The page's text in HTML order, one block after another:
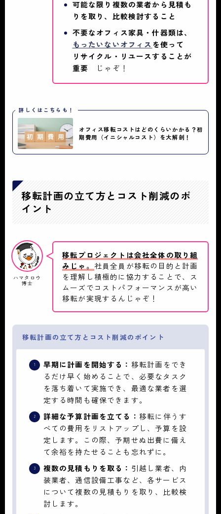
可能な限り複数の業者から見積も
りを取り、比較検討すること
不要なオフィス家具・什器類は、
もったいないオフィス を使って
リサイクル・リユースすることが
重要 じゃぞ！
詳しくはこちらも！
オフィス移転コストはどのくらいかかる？初
期費用（イニシャルコスト）を大解剖！
移転計画の立て方とコスト削減のポ
イント
ハマタロウ
博士
移転プロジェクトは会社全体の取り組
みじゃ。 社員全員が移転の目的と計画
を理解し積極的に協力することで、ス
ムーズでコストパフォーマンスが高い
移転が実現するんじゃぞ！
移転計画の立て方とコスト削減のポイント
早期に計画を開始する： 移転計画をでき
るだけ早く始めることで、必要なタスク
を落ち着いて実施でき、最適な業者を選
定する時間も確保できます。
詳細な予算計画を立てる： 移転に伴うす
べての費用をリストアップし、予算を設
定します。この際、予期せぬ出費に備え
て余裕を持たせることも忘れずに。
複数の見積もりを取る： 引越し業者、内
装業者、通信設備工事など、各サービス
について複数の見積もりを取り、比較検
討します。